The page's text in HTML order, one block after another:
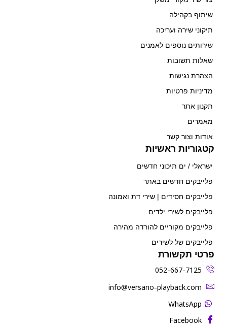
שיתוף בקהילה
תיקוני שירה ועריכה
שירותים נוספים לאמנים
שאלות תשובות
הצהרת נגישות
מדיניות פרטיות
תקנון אתר
מאמרים
אודות וצור קשר
קטגוריות ראשיות
ישראלי / ים תיכוני חדשים
פלייבקים חדשים באתר
פלייבקים חסידים | שירי דת ואמונה
פלייבקים לשירי ילדים
פלייבקים מקוריים להורדה מהירה
פלייבקים של לשירים
פרטי תקשורת
052-667-7125
‫info@versano-playback.com‬
WhatsApp
Facebook